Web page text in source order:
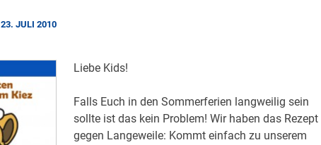
23. JULI 2010
Liebe Kids!
Falls Euch in den Sommerferien langweilig sein
sollte ist das kein Problem! Wir haben das Rezept
gegen Langeweile: Kommt einfach zu unserem